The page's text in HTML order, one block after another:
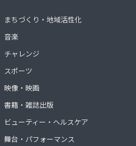
まちづくり・地域活性化
音楽
チャレンジ
スポーツ
映像・映画
書籍・雑誌出版
ビューティー・ヘルスケア
舞台・パフォーマンス